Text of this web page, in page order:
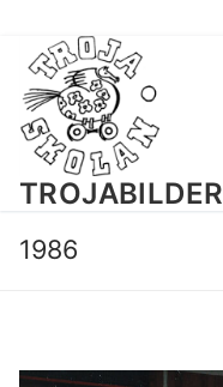
Hoppa
innehåll
TROJABILDER
1986